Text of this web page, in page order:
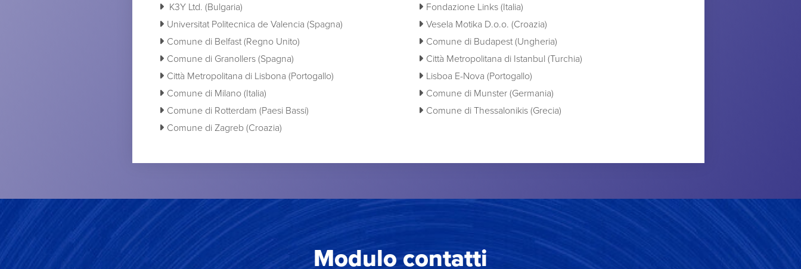
K3Y Ltd. (Bulgaria)
Fondazione Links (Italia)
Universitat Politecnica de Valencia (Spagna)
Vesela Motika D.o.o. (Croazia)
Comune di Belfast (Regno Unito)
Comune di Budapest (Ungheria)
Comune di Granollers (Spagna)
Città Metropolitana di Istanbul (Turchia)
Città Metropolitana di Lisbona (Portogallo)
Lisboa E-Nova (Portogallo)
Comune di Milano (Italia)
Comune di Munster (Germania)
Comune di Rotterdam (Paesi Bassi)
Comune di Thessalonikis (Grecia)
Comune di Zagreb (Croazia)
Modulo contatti